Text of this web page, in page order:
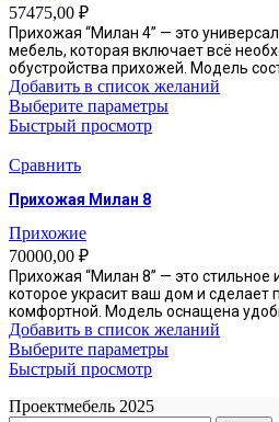
товара.
57475,00 ₽
Прихожая “Милан 4” — это
мебель, которая включает всё
обустройства прихожей. Модель
Добавить в список желаний
Выберите параметрыЭтот
странице
товара.
Быстрый просмотр
Сравнить
Прихожая Милан 8
Прихожие
70000,00 ₽
Прихожая “Милан 8” — это
которое украсит ваш дом и сделает
комфортной. Модель оснащена
Добавить в список желаний
Выберите параметрыЭтот
Быстрый просмотр
Проектмебель 2025